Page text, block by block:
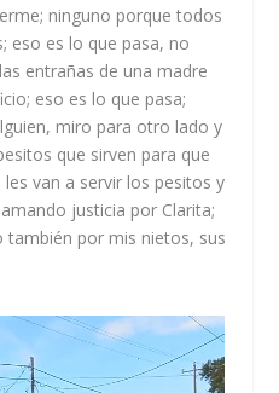
ninguno porque todos
eso es lo que pasa, no
entrañas de una madre
eso es lo que pasa;
miro para otro lado y
que sirven para que
van a servir los pesitos y
justicia por Clarita;
por mis nietos, sus